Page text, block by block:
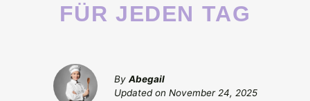
FÜR JEDEN TAG
By Abegail
Updated on November 24, 2025